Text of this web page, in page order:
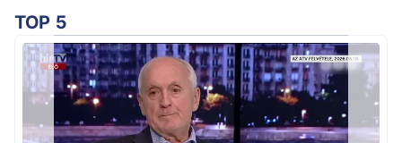
TOP 5